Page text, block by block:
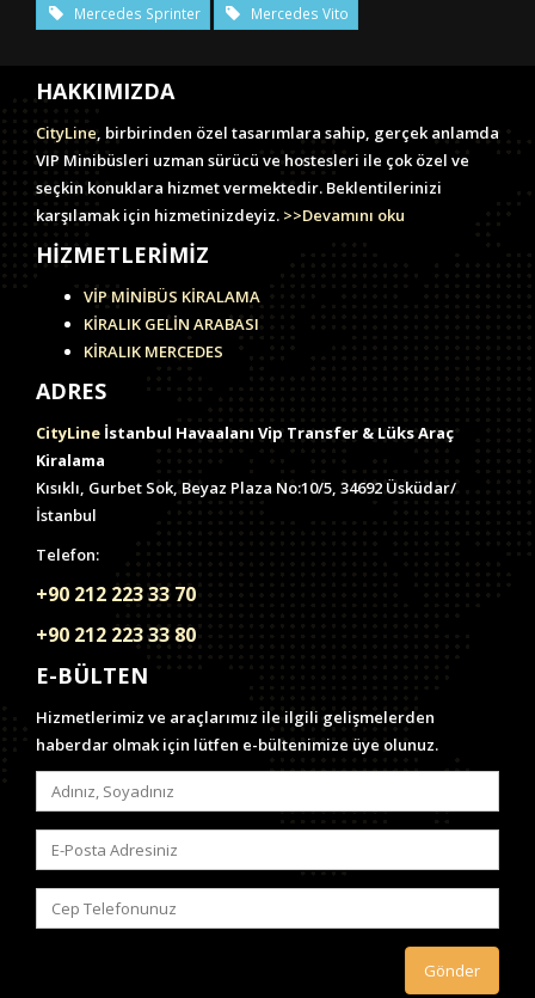
Mercedes Sprinter Mercedes Vito
HAKKIMIZDA
CityLine, birbirinden özel tasarımlara sahip, gerçek anlamda
VIP Minibüsleri uzman sürücü ve hostesleri ile çok özel ve
seçkin konuklara hizmet vermektedir. Beklentilerinizi
karşılamak için hizmetinizdeyiz. >>Devamını oku
HİZMETLERİMİZ
VİP MİNİBÜS KİRALAMA
KİRALIK GELİN ARABASI
KİRALIK MERCEDES
ADRES
CityLine İstanbul Havaalanı Vip Transfer & Lüks Araç
Kiralama
Kısıklı, Gurbet Sok, Beyaz Plaza No:10/5, 34692 Üsküdar/
İstanbul
Telefon:
+90 212 223 33 70
+90 212 223 33 80
E-BÜLTEN
Hizmetlerimiz ve araçlarımız ile ilgili gelişmelerden
haberdar olmak için lütfen e-bültenimize üye olunuz.
Gönder